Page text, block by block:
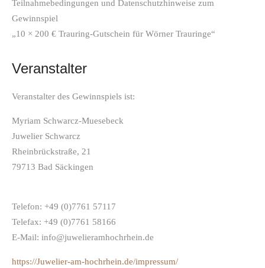
Teilnahmebedingungen und Datenschutzhinweise zum
Gewinnspiel
„10 × 200 € Trauring-Gutschein für Wörner Trauringe“
Veranstalter
Veranstalter des Gewinnspiels ist:
Myriam Schwarcz-Muesebeck
Juwelier Schwarcz
Rheinbrückstraße, 21
79713 Bad Säckingen
Telefon: +49 (0)7761 57117
Telefax: +49 (0)7761 58166
E-Mail: info@juwelieramhochrhein.de
https://Juwelier-am-hochrhein.de/impressum/